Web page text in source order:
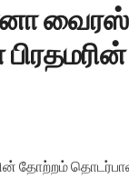
வைரஸ்
தோற்றம்